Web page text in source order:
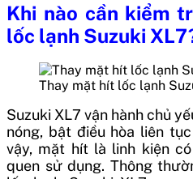
Khi nào cần kiểm
lốc lạnh Suzuki
Thay mặt hít lốc lạnh
Suzuki XL7 vận hành chủ
nóng, bật điều hòa liên
vậy, mặt hít là linh kiện
quen sử dụng. Thông